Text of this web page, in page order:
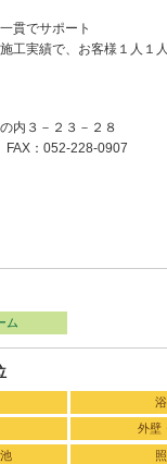
貫でサポート
工実績で、お客様１人１
内３－２３－２８
：052-228-0907
ム
外壁